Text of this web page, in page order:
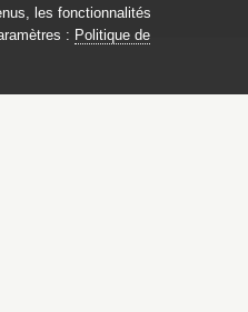
les fonctionnalités
: Politique de